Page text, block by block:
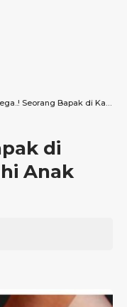
Seorang Bapak di Kapuas Hulu Gagahi Anak Kandungnya
di
Anak